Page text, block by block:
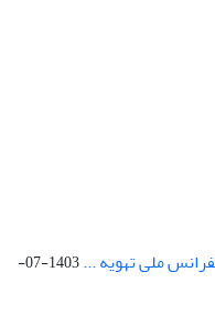
ملی تهویه ...
1403-07-